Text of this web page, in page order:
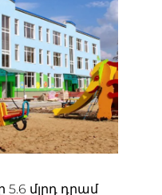
5.6 մլրդ դրամ